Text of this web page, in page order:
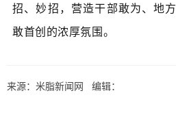
招、妙招，营造干部敢为、地
敢首创的浓厚氛围。
来源：米脂新闻网 编辑：